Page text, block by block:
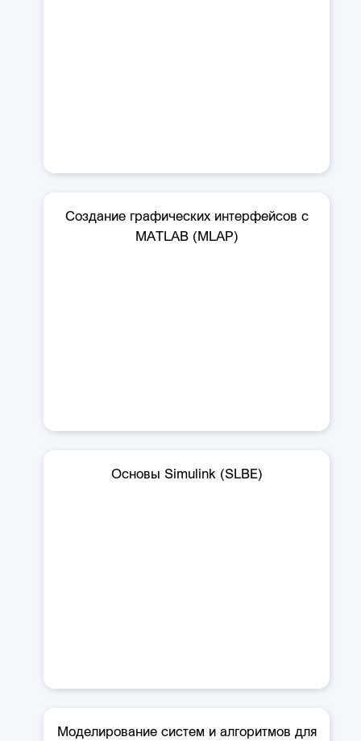
Создание графических интерфейсов с
MATLAB (MLAP)
Основы Simulink (SLBE)
Моделирование систем и алгоритмов для